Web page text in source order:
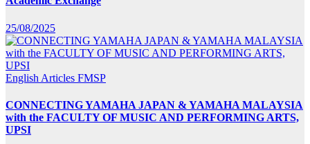
25/08/2025
English Articles FMSP
CONNECTING YAMAHA JAPAN & YAMAHA MALAYSIA
with the FACULTY OF MUSIC AND PERFORMING ARTS,
UPSI